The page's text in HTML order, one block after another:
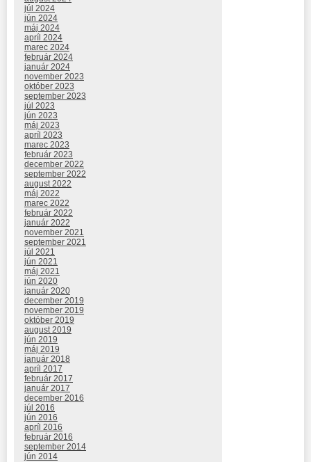
júl 2024
jún 2024
máj 2024
apríl 2024
marec 2024
február 2024
január 2024
november 2023
október 2023
september 2023
júl 2023
jún 2023
máj 2023
apríl 2023
marec 2023
február 2023
december 2022
september 2022
august 2022
máj 2022
marec 2022
február 2022
január 2022
november 2021
september 2021
júl 2021
jún 2021
máj 2021
jún 2020
január 2020
december 2019
november 2019
október 2019
august 2019
jún 2019
máj 2019
január 2018
apríl 2017
február 2017
január 2017
december 2016
júl 2016
jún 2016
apríl 2016
február 2016
september 2014
jún 2014